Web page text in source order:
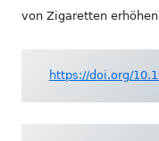
von Zigaretten
https://doi.org/